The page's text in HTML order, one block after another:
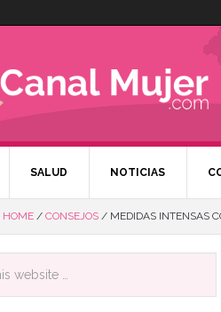
SALUD NOTICIAS
HOME / CONSEJOS / MEDIDAS INTENSAS